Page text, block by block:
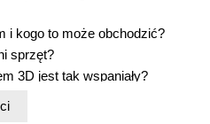
i kogo to może obchodzić?
sprzęt?
3D jest tak wspaniały?